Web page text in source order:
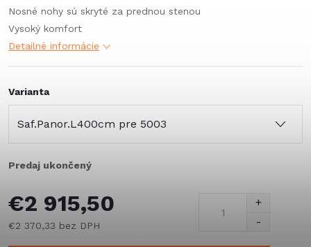
Nosné nohy sú skryté za prednou stenou
Vysoký komfort
Detailné informácie
Varianta
Predaj ukončený
€2 915,50
€2 370,33 bez DPH